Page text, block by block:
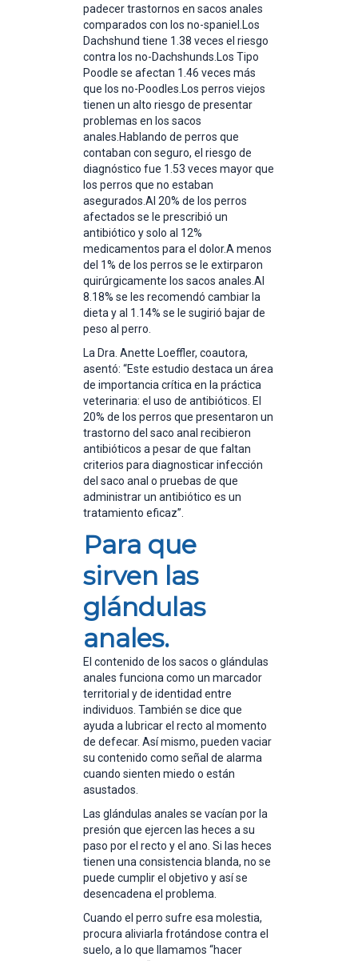
padecer trastornos en sacos anales
comparados con los no-spaniel.Los
Dachshund tiene 1.38 veces el riesgo
contra los no-Dachshunds.Los Tipo
Poodle se afectan 1.46 veces más
que los no-Poodles.Los perros viejos
tienen un alto riesgo de presentar
problemas en los sacos
anales.Hablando de perros que
contaban con seguro, el riesgo de
diagnóstico fue 1.53 veces mayor que
los perros que no estaban
asegurados.Al 20% de los perros
afectados se le prescribió un
antibiótico y solo al 12%
medicamentos para el dolor.A menos
del 1% de los perros se le extirparon
quirúrgicamente los sacos anales.Al
8.18% se les recomendó cambiar la
dieta y al 1.14% se le sugirió bajar de
peso al perro.
La Dra. Anette Loeffler, coautora,
asentó: “Este estudio destaca un área
de importancia crítica en la práctica
veterinaria: el uso de antibióticos. El
20% de los perros que presentaron un
trastorno del saco anal recibieron
antibióticos a pesar de que faltan
criterios para diagnosticar infección
del saco anal o pruebas de que
administrar un antibiótico es un
tratamiento eficaz”.
Para que
sirven las
glándulas
anales.
El contenido de los sacos o glándulas
anales funciona como un marcador
territorial y de identidad entre
individuos. También se dice que
ayuda a lubricar el recto al momento
de defecar. Así mismo, pueden vaciar
su contenido como señal de alarma
cuando sienten miedo o están
asustados.
Las glándulas anales se vacían por la
presión que ejercen las heces a su
paso por el recto y el ano. Si las heces
tienen una consistencia blanda, no se
puede cumplir el objetivo y así se
desencadena el problema.
Cuando el perro sufre esa molestia,
procura aliviarla frotándose contra el
suelo, a lo que llamamos “hacer